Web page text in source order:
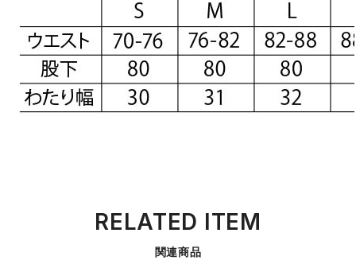
RELATED ITEM
関連商品